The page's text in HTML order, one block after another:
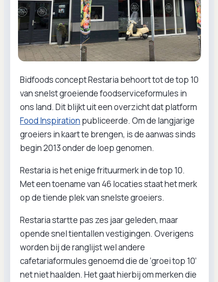
Bidfoods concept Restaria behoort tot de top 10
van snelst groeiende foodserviceformules in
ons land. Dit blijkt uit een overzicht dat platform
Food Inspiration publiceerde. Om de langjarige
groeiers in kaart te brengen, is de aanwas sinds
begin 2013 onder de loep genomen.
Restaria is het enige frituurmerk in de top 10.
Met een toename van 46 locaties staat het merk
op de tiende plek van snelste groeiers.
Restaria startte pas zes jaar geleden, maar
opende snel tientallen vestigingen. Overigens
worden bij de ranglijst wel andere
cafetariaformules genoemd die de ‘groei top 10’
net niet haalden. Het gaat hierbij om merken die